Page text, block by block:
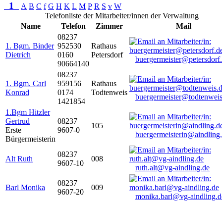
1 A B C f G H K L M P R S v W
Telefonliste der Mitarbeiter/innen der Verwaltung
Name
Telefon Zimmer Mail
1. Bgm. Binder
Dietrich
08237
952530
0160
90664140
Rathaus
Petersdorf
1. Bgm. Carl
Konrad
08237
959156
0174
1421854
Rathaus
Todtenweis
1.Bgm Hitzler
Gertrud
Erste
Bürgermeisterin
08237
9607-0
105
Alt Ruth
08237
9607-10
008
ruth.alt@vg-aindling.de
Barl Monika
08237
9607-20
009
monika.barl@vg-